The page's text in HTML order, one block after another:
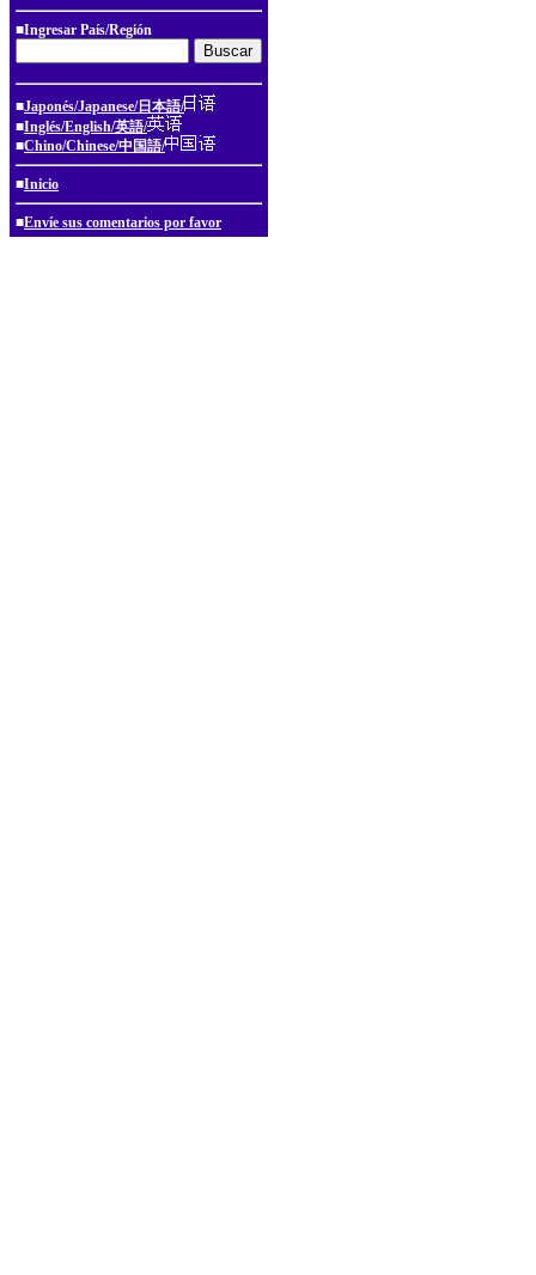
■Ingresar País/Región
■Japonés/Japanese/日本語/
■Inglés/English/英語/
■Chino/Chinese/中国語/
■Inicio
■Envíe sus comentarios por favor